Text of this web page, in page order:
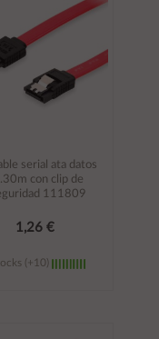
serial ata datos
con clip de
111809
1,26 €
(+10)